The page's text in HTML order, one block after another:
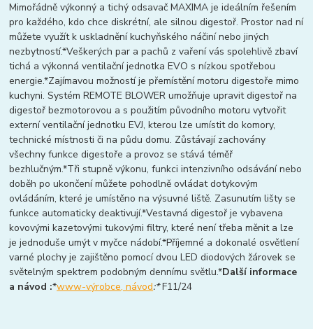
Mimořádně výkonný a tichý odsavač MAXIMA je ideálním řešením
pro každého, kdo chce diskrétní, ale silnou digestoř. Prostor nad ní
můžete využít k uskladnění kuchyňského náčiní nebo jiných
nezbytností.*Veškerých par a pachů z vaření vás spolehlivě zbaví
tichá a výkonná ventilační jednotka EVO s nízkou spotřebou
energie.*Zajímavou možností je přemístění motoru digestoře mimo
kuchyni. Systém REMOTE BLOWER umožňuje upravit digestoř na
digestoř bezmotorovou a s použitím původního motoru vytvořit
externí ventilační jednotku EVJ, kterou lze umístit do komory,
technické místnosti či na půdu domu. Zůstávají zachovány
všechny funkce digestoře a provoz se stává téměř
bezhlučným.*Tři stupně výkonu, funkci intenzivního odsávání nebo
doběh po ukončení můžete pohodlně ovládat dotykovým
ovládáním, které je umístěno na výsuvné liště. Zasunutím lišty se
funkce automaticky deaktivují.*Vestavná digestoř je vybavena
kovovými kazetovými tukovými filtry, které není třeba měnit a lze
je jednoduše umýt v myčce nádobí.*Příjemné a dokonalé osvětlení
varné plochy je zajištěno pomocí dvou LED diodových žárovek se
světelným spektrem podobným dennímu světlu.*Další informace
a návod :*www-výrobce, návod:*F11/24